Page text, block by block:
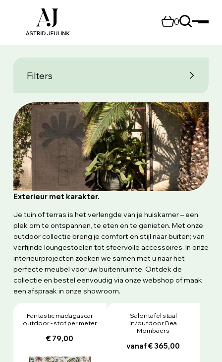
0
Filters
Exterieur met karakter.
Je tuin of terras is het verlengde van je huiskamer – een
plek om te ontspannen, te eten en te genieten. Met onze
outdoor collectie breng je comfort en stijl naar buiten; van
verfijnde loungestoelen tot sfeervolle accessoires. In onze
interieurprojecten zoeken we samen met u naar het
perfecte meubel voor uw buitenruimte. Ontdek de
collectie en bestel eenvoudig via onze webshop of maak
een afspraak in onze showroom.
Fantastic madagascar
outdoor - stof per meter
€ 79,00
Salontafel staal
in/outdoor Bea
Mombaers
vanaf € 365,00